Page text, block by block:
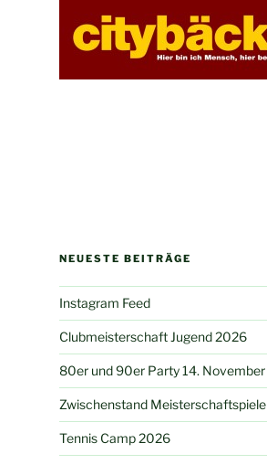
NEUESTE BEITRÄGE
Instagram Feed
Clubmeisterschaft Jugend 2026
80er und 90er Party 14. November
Zwischenstand Meisterschaftspiele
Tennis Camp 2026